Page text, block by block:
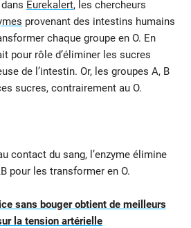
Eurekalert, les chercheurs
provenant des intestins humains
chaque groupe en O. En
pour rôle d’éliminer les sucres
de l’intestin. Or, les groupes A, B
sucres, contrairement au O.
contact du sang, l’enzyme élimine
pour les transformer en O.
sans bouger obtient de meilleurs
la tension artérielle